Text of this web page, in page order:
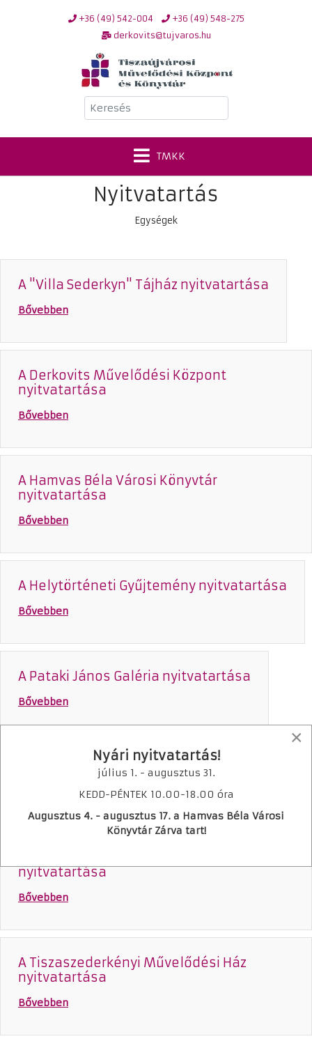
+36 (49) 542-004
+36 (49) 548-275
derkovits@tujvaros.hu
Keresés
TMKK
Nyitvatartás
Egységek
A "Villa Sederkyn" Tájház nyitvatartása
Bővebben
A Derkovits Művelődési Központ
nyitvatartása
Bővebben
A Hamvas Béla Városi Könyvtár
nyitvatartása
Bővebben
A Helytörténeti Gyűjtemény nyitvatartása
Bővebben
A Pataki János Galéria nyitvatartása
Bővebben
A Tiszaparti Fiókkönyvtár nyitvatartása
nyitvatartása
Bővebben
A Tiszaszederkényi Művelődési Ház
nyitvatartása
Bővebben
×
Nyári nyitvatartás!
július 1. - augusztus 31.
KEDD-PÉNTEK 10.00-18.00 óra
Augusztus 4. - augusztus 17. a Hamvas Béla Városi
Könyvtár Zárva tart!